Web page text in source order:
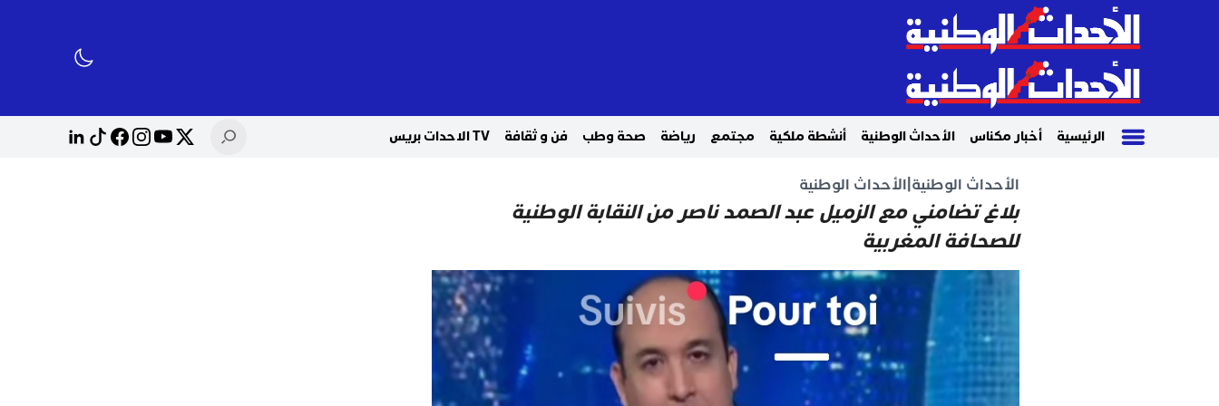
الرئيسية أخبار مكناس الأحداث الوطنية أنشطة ملكية مجتمع رياضة صحة وطب فن و ثقافة TV الاحدات بريس
الأحداث الوطنية الأحداث الوطنية
بلاغ تضامني مع الزميل عبد الصمد ناصر من النقابة الوطنية
للصحافة المغربية